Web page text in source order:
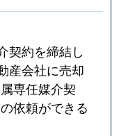
契約を締結し
産会社に売却
専任媒介契
依頼ができる